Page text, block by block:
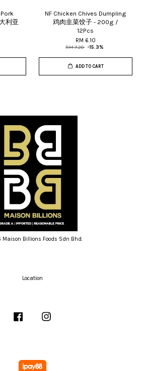
利亚
NF Chicken Chives Dumpling
鸡肉韭菜饺子 - 200g /
12Pcs
RM 6.10
RM 7.20 -15.3%
ADD TO CART
Maison Billions Foods Sdn Bhd.
Location
Facebook